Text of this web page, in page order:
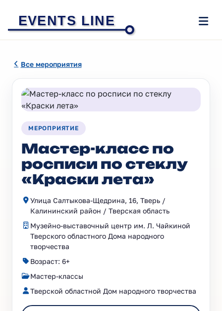
EVENTS LINE
Все мероприятия
МЕРОПРИЯТИЕ
Мастер-класс по
росписи по стеклу
«Краски лета»
Улица Салтыкова-Щедрина, 16, Тверь /
Калининский район / Тверская область
Музейно-выставочный центр им. Л. Чайкиной
Тверского областного Дома народного
творчества
Возраст: 6+
Мастер-классы
Тверской областной Дом народного творчества